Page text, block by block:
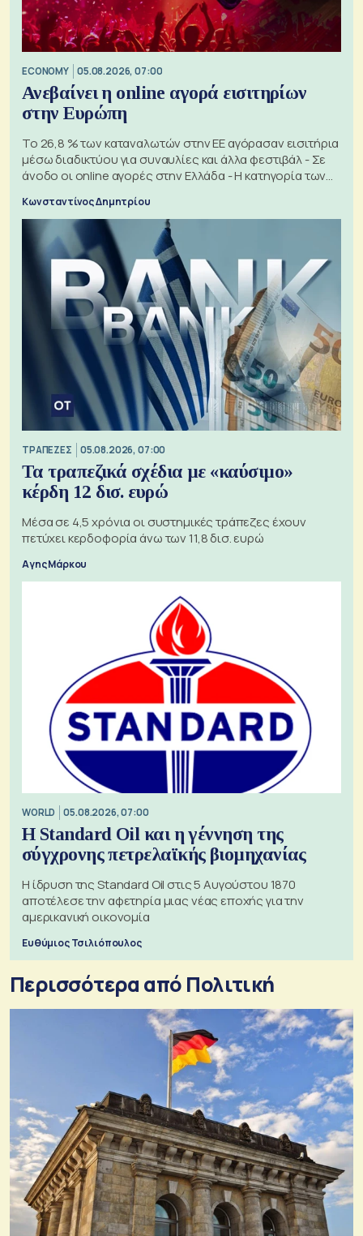
ECONOMY 05.08.2026, 07:00
Ανεβαίνει η online αγορά εισιτηρίων
στην Ευρώπη
Το 26,8 % των καταναλωτών στην ΕΕ αγόρασαν εισιτήρια
μέσω διαδικτύου για συναυλίες και άλλα φεστιβάλ - Σε
άνοδο οι online αγορές στην Ελλάδα - Η κατηγορία των
Κωνσταντίνος Δημητρίου
ΤΡΑΠΕΖΕΣ 05.08.2026, 07:00
Τα τραπεζικά σχέδια με «καύσιμο»
κέρδη 12 δισ. ευρώ
Μέσα σε 4,5 χρόνια οι συστημικές τράπεζες έχουν
πετύχει κερδοφορία άνω των 11,8 δισ. ευρώ
Αγης Μάρκου
WORLD 05.08.2026, 07:00
Η Standard Oil και η γέννηση της
σύγχρονης πετρελαϊκής βιομηχανίας
Η ίδρυση της Standard Oil στις 5 Αυγούστου 1870
αποτέλεσε την αφετηρία μιας νέας εποχής για την
αμερικανική οικονομία
Ευθύμιος Τσιλιόπουλος
Περισσότερα από Πολιτική